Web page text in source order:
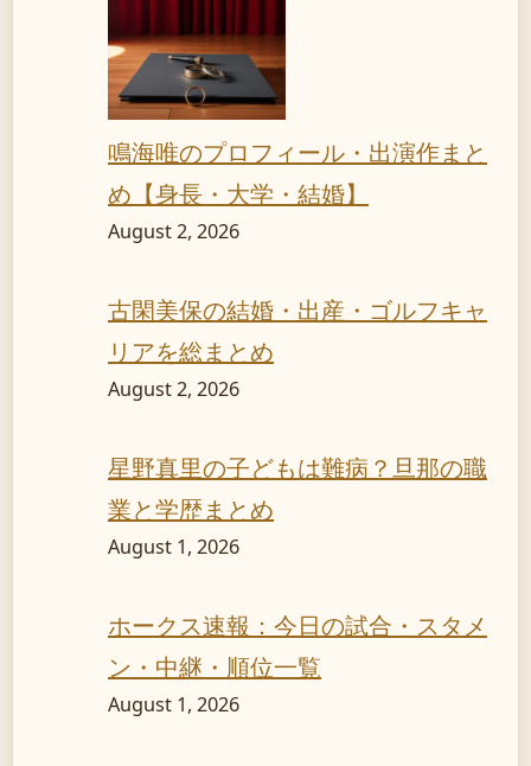
鳴海唯のプロフィール・出演作まと
め【身長・大学・結婚】
August 2, 2026
古閑美保の結婚・出産・ゴルフキャ
リアを総まとめ
August 2, 2026
星野真里の子どもは難病？旦那の職
業と学歴まとめ
August 1, 2026
ホークス速報：今日の試合・スタメ
ン・中継・順位一覧
August 1, 2026